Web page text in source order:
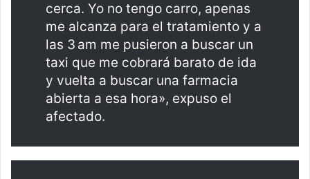
cerca. Yo no tengo carro, apenas
me alcanza para el tratamiento y a
las 3 am me pusieron a buscar un
taxi que me cobrará barato de ida
y vuelta a buscar una farmacia
abierta a esa hora», expuso el
afectado.